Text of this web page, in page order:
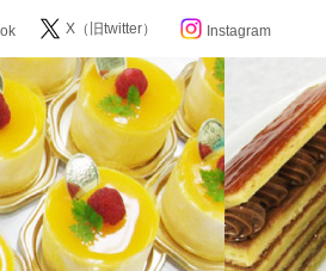
ース
のお知らせ
X（旧twitter） Instagram